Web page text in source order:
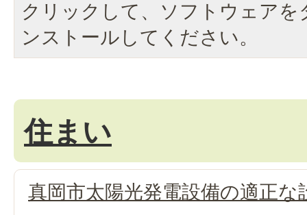
クリックして、ソフトウェア
ンストールしてください。
住まい
真岡市太陽光発電設備の適正な